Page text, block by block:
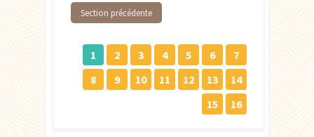
Section précédente
1 2 3 4 5 6
7
8
9 10 11 12 13
14
15
16